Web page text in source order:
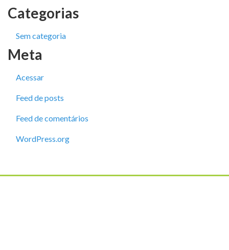
Categorias
Sem categoria
Meta
Acessar
Feed de posts
Feed de comentários
WordPress.org